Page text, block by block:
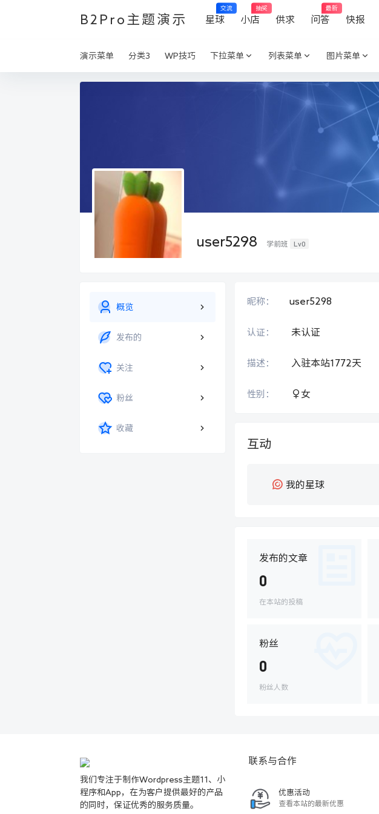
B2Pro主题演示 星球
交流
小店
抽奖
供求 问答
最新
快报
演示菜单 分类3 WP技巧 下拉菜单 列表菜单 图片菜单
user5298 学前班 Lv0
概览
发布的
关注
粉丝
收藏
昵称： user5298
认证： 未认证
描述： 入驻本站1772天
性别： 女
互动
我的星球
发布的文章
0
在本站的投稿
粉丝
0
粉丝人数
我们专注于制作Wordpress主题11、小
程序和App，在为客户提供最好的产品
的同时，保证优秀的服务质量。
联系与合作
优惠活动
查看本站的最新优惠